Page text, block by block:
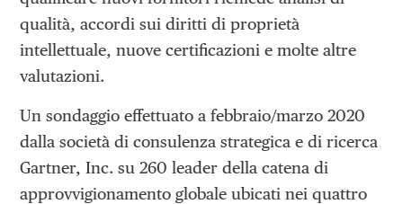
qualità, accordi sui diritti di proprietà
intellettuale, nuove certificazioni e molte altre
valutazioni.
Un sondaggio effettuato a febbraio/marzo 2020
dalla società di consulenza strategica e di ricerca
Gartner, Inc. su 260 leader della catena di
approvvigionamento globale ubicati nei quattro